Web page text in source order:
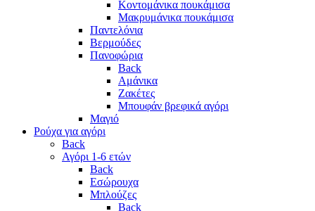
Κοντομάνικα πουκάμισα
Μακρυμάνικα πουκάμισα
Παντελόνια
Βερμούδες
Πανοφώρια
Back
Αμάνικα
Ζακέτες
Μπουφάν βρεφικά αγόρι
Μαγιό
Ρούχα για αγόρι
Back
Αγόρι 1-6 ετών
Back
Εσώρουχα
Μπλούζες
Back